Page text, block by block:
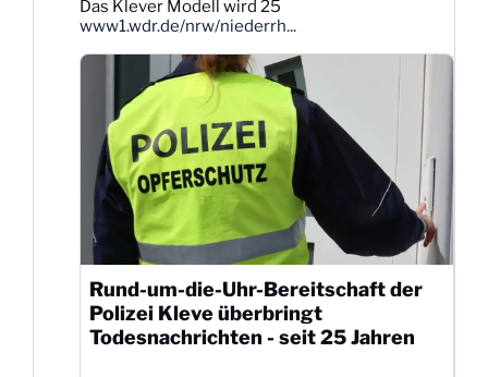
Dittmann
Bluesky
Das Klever Modell wird 25
www1.wdr.de/nrw/niederrh...
Rund-um-die-Uhr-Bereitschaft der
Polizei Kleve überbringt
Todesnachrichten - seit 25 Jahren